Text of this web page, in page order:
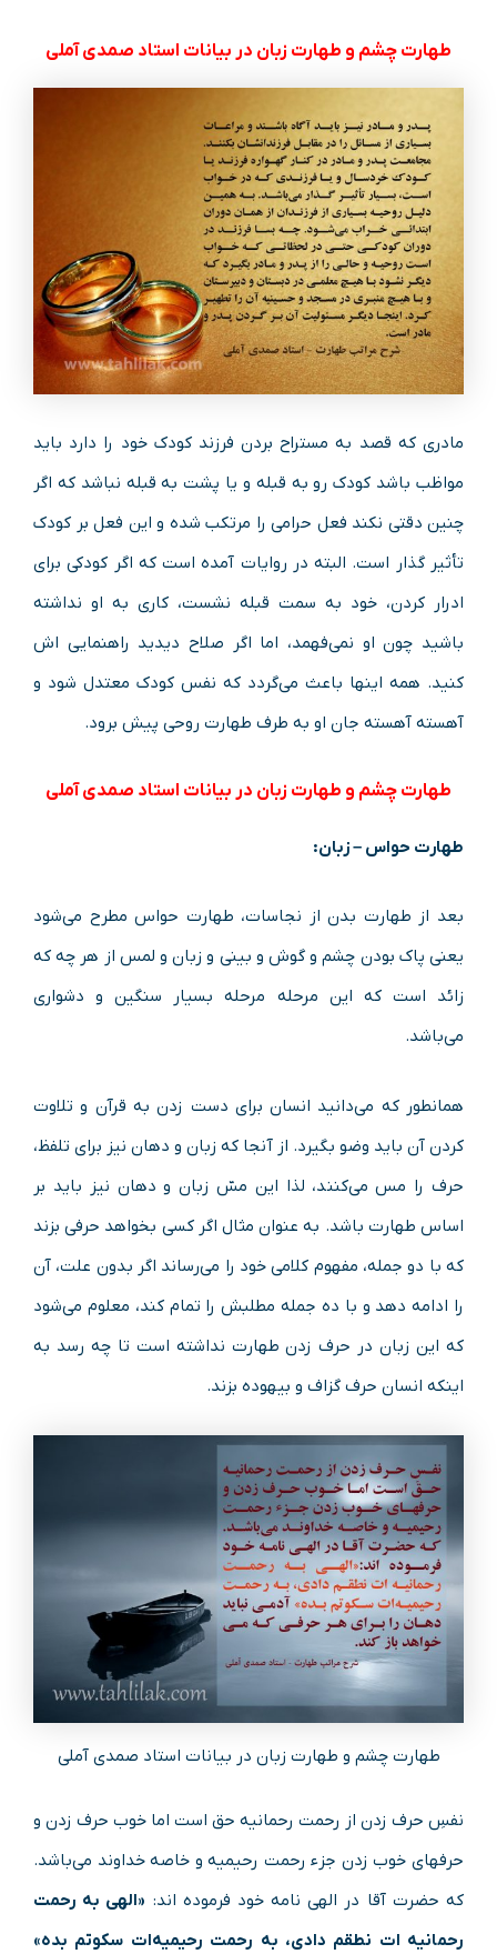
طهارت چشم و طهارت زبان در بیانات استاد صمدی آملی
مادری که قصد به مستراح بردن فرزند کودک خود را دارد باید
مواظب باشد کودک رو به قبله و یا پشت به قبله نباشد که اگر
چنین دقتی نکند فعل حرامی را مرتکب شده و این فعل بر کودک
تأثیر گذار است. البته در روایات آمده است که اگر کودکی برای
ادرار کردن، خود به سمت قبله نشست، کاری به او نداشته
باشید چون او نمی‌فهمد، اما اگر صلاح دیدید راهنمایی اش
کنید. همه اینها باعث می‌گردد که نفس کودک معتدل شود و
آهسته آهسته جان او به طرف طهارت روحی پیش برود.
طهارت چشم و طهارت زبان در بیانات استاد صمدی آملی
طهارت حواس – زبان:
بعد از طهارت بدن از نجاسات، طهارت حواس مطرح می‌شود
یعنی پاک بودن چشم و گوش و بینی و زبان و لمس از هر چه که
زائد است که این مرحله مرحله بسیار سنگین و دشواری
می‌باشد.
همانطور که می‌دانید انسان برای دست زدن به قرآن و تلاوت
کردن آن باید وضو بگیرد. از آنجا که زبان و دهان نیز برای تلفظ،
حرف را مس می‌کنند، لذا این مسّ زبان و دهان نیز باید بر
اساس طهارت باشد. به عنوان مثال اگر کسی بخواهد حرفی بزند
که با دو جمله، مفهوم کلامی خود را می‌رساند اگر بدون علت، آن
را ادامه دهد و با ده جمله مطلبش را تمام کند، معلوم می‌شود
که این زبان در حرف زدن طهارت نداشته است تا چه رسد به
اینکه انسان حرف گزاف و بیهوده بزند.
طهارت چشم و طهارت زبان در بیانات استاد صمدی آملی
نفسِ حرف زدن از رحمت رحمانیه حق است اما خوب حرف زدن و
حرفهای خوب زدن جزء رحمت رحیمیه و خاصه خداوند می‌باشد.
که حضرت آقا در الهی نامه خود فرموده اند: «الهی به رحمت
رحمانیه ات نطقم دادی، به رحمت رحیمیه‌ات سکوتم بده»